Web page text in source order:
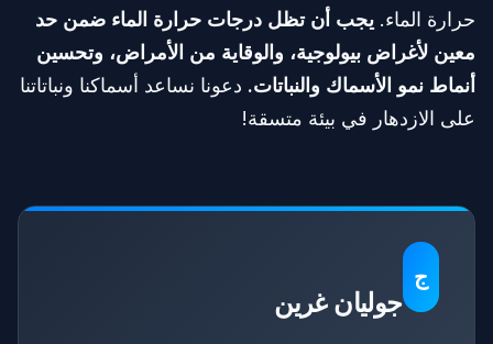
حرارة الماء. يجب أن تظل درجات حرارة الماء ضمن حد
معين لأغراض بيولوجية، والوقاية من الأمراض، وتحسين
أنماط نمو الأسماك والنباتات. دعونا نساعد أسماكنا ونباتاتنا
على الازدهار في بيئة متسقة!
ج
جوليان غرين